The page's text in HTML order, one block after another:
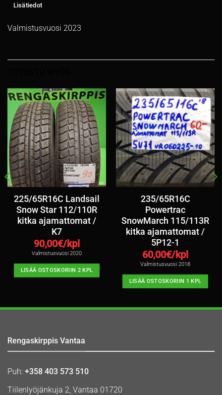
Lisätiedot
Valmistusvuosi 2023
225/65R16C Landsail
Snow Star 112/110R
kitka ajamattomat /
K7
90,00€/kpl
Valmistusvuosi 2020
LISÄÄ OSTOSKORIIN 2 KPL
235/65R16C
Powertrac
SnowMarch 115/113R
kitka ajamattomat /
5P12-1
60,00€/kpl
Valmistusvuosi 2018
LISÄÄ OSTOSKORIIN 1 KPL
Rengaskirppis Vantaa
Puh: +358 403 573 510
Tiilenlyöjänkuja 2, Vantaa 01720